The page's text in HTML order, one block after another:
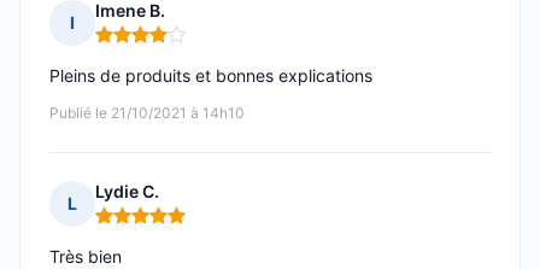
I
Imene B.
Note : 4 sur 5
Publié le 21/10/2021 à 14h10
Pleins de produits et bonnes explications
L
Lydie C.
Note : 5 sur 5
Très bien